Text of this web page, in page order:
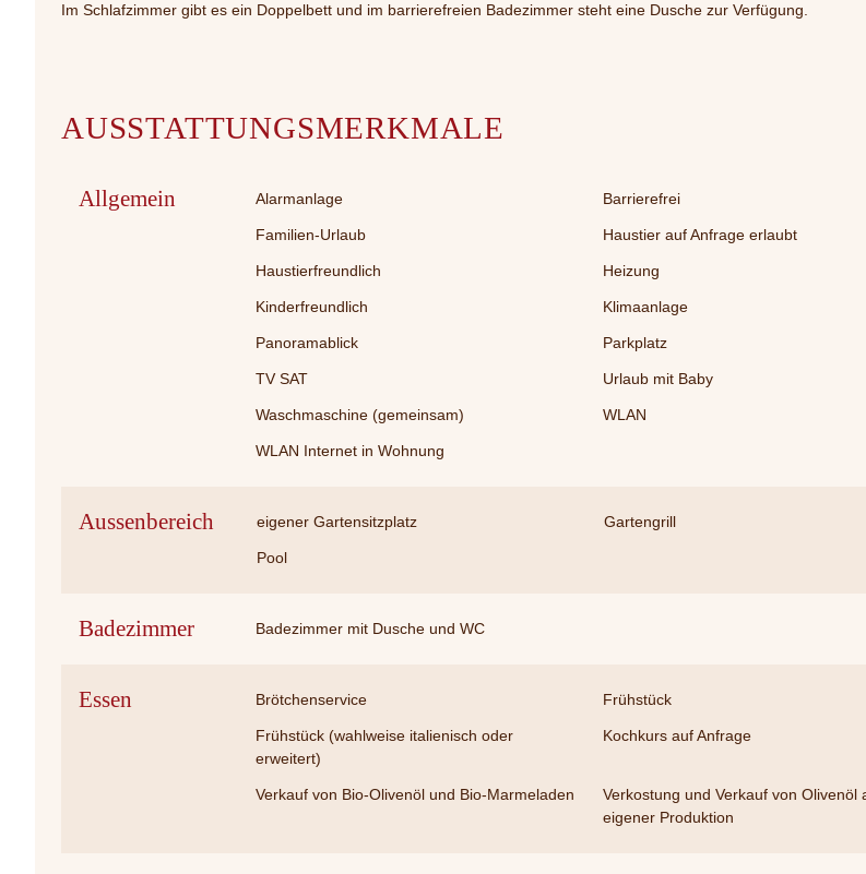
Im Schlafzimmer gibt es ein Doppelbett und im barrierefreien Badezimmer steht eine Dusche zur Verfügung.
AUSSTATTUNGSMERKMALE
Allgemein Alarmanlage Barrierefrei
Familien-Urlaub Haustier auf Anfrage erlaubt
Haustierfreundlich Heizung
Kinderfreundlich Klimaanlage
Panoramablick Parkplatz
TV SAT Urlaub mit Baby
Waschmaschine (gemeinsam) WLAN
WLAN Internet in Wohnung
Aussenbereich eigener Gartensitzplatz Gartengrill
Pool
Badezimmer Badezimmer mit Dusche und WC
Essen Brötchenservice Frühstück
Frühstück (wahlweise italienisch oder
erweitert)
Kochkurs auf Anfrage
Verkauf von Bio-Olivenöl und Bio-Marmeladen
Verkostung und Verkauf von Olivenöl
eigener Produktion